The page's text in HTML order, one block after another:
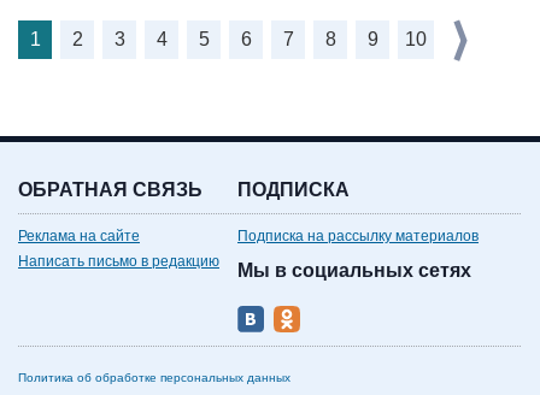
1 2 3 4 5 6 7 8 9 10
ОБРАТНАЯ СВЯЗЬ
Реклама на сайте
Написать письмо в редакцию
ПОДПИСКА
Подписка на рассылку материалов
Мы в социальных сетях
Политика об обработке персональных данных